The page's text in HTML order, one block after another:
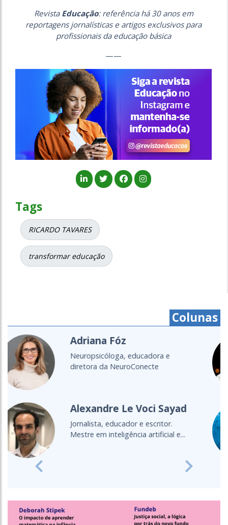
Revista Educação: referência há 30 anos em
reportagens jornalísticas e artigos exclusivos para
profissionais da educação básica
——
Tags
RICARDO TAVARES
transformar educação
Colunas
Cristine Takuá
É do povo Maxacali, filósofa,
educadora, aprendiz de parteira.
Cultura Oceânica
Entenda a importância de levar o
oceano para a sala de aula
Previous Next